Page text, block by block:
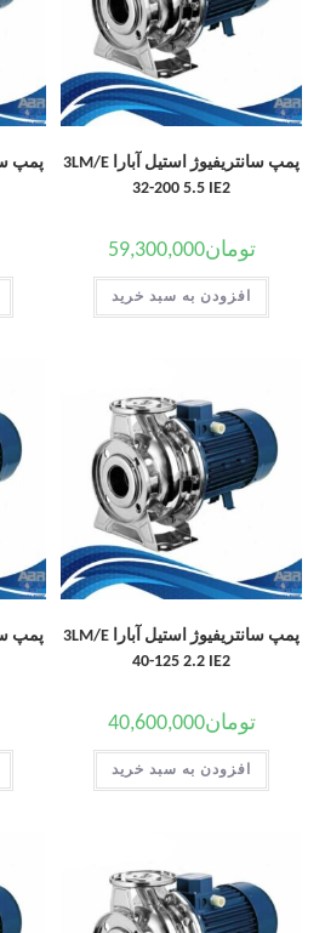
پمپ سانتریفیوژ استیل آبارا 3LM/E
32-200 5.5 IE2
تومان59,300,000
افزودن به سبد خرید
پمپ سانتریفیوژ استیل آبارا 3LM/E
40-125 2.2 IE2
تومان40,600,000
افزودن به سبد خرید